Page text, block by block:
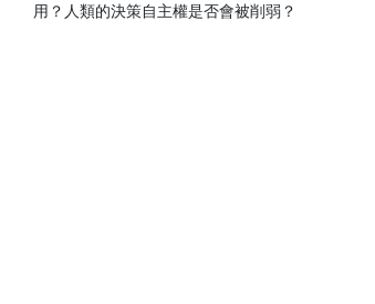
用？人類的決策自主權是否會被削弱？